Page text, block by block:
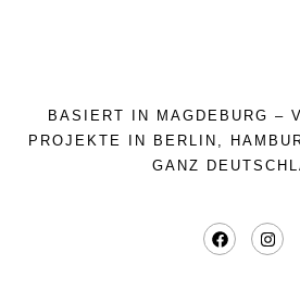
BASIERT IN MAGDEBURG –
PROJEKTE IN BERLIN,
GANZ